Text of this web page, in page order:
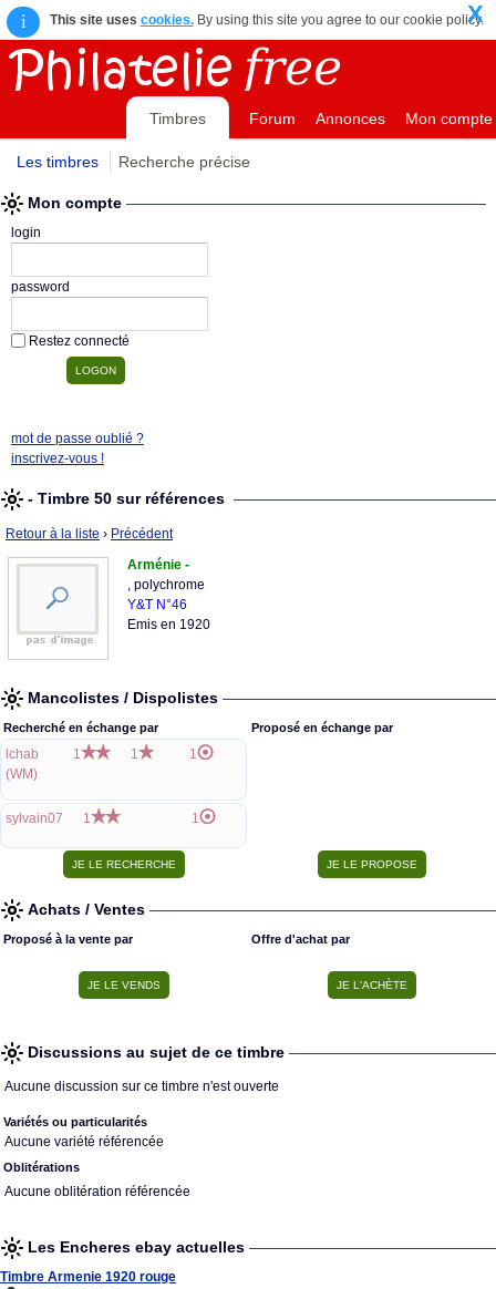
i This site uses cookies.By using this site you agree to our cookie policy.
X
Timbres Forum Annonces Mon compte
Les timbres Recherche précise
Mon compte
login
password
Restez connecté
mot de passe oublié ?
inscrivez-vous !
- Timbre 50 sur références
Retour à la liste › Précédent
Arménie -
, polychrome
Y&T N°46
Emis en 1920
Mancolistes / Dispolistes
Recherché en échange par
lchab
(WM)
1 1 1
sylvain07 1 1
Proposé en échange par
Achats / Ventes
Proposé à la vente par Offre d'achat par
Discussions au sujet de ce timbre
Aucune discussion sur ce timbre n'est ouverte
Variétés ou particularités
Aucune variété référencée
Oblitérations
Aucune oblitération référencée
Les Encheres ebay actuelles
Timbre Armenie 1920 rouge